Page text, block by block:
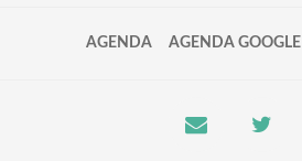
AGENDA AGENDA GOOGLE